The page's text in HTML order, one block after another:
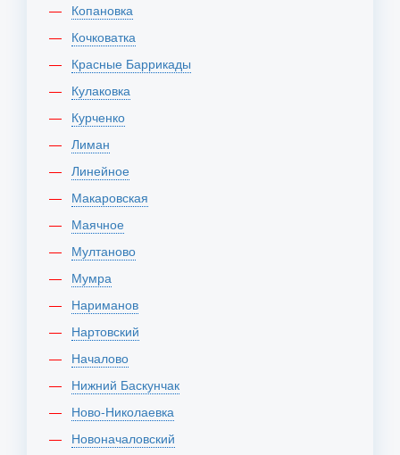
Копановка
Кочковатка
Красные Баррикады
Кулаковка
Курченко
Лиман
Линейное
Макаровская
Маячное
Мултаново
Мумра
Нариманов
Нартовский
Началово
Нижний Баскунчак
Ново-Николаевка
Новоначаловский